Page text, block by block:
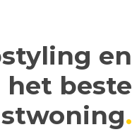
en
het beste